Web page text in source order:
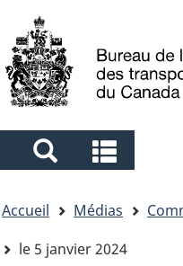
Sélection
de
la
langue
Search
and
menus
and
menus
êtes
ici
Accueil Médias
le 5 janvier 2024